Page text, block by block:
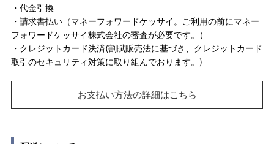
・代金引換
・請求書払い（マネーフォワードケッサイ。ご利用の前にマネー
フォワードケッサイ株式会社の審査が必要です。）
・クレジットカード決済(割賦販売法に基づき、クレジットカード
取引のセキュリティ対策に取り組んでおります。)
お支払い方法の詳細はこちら